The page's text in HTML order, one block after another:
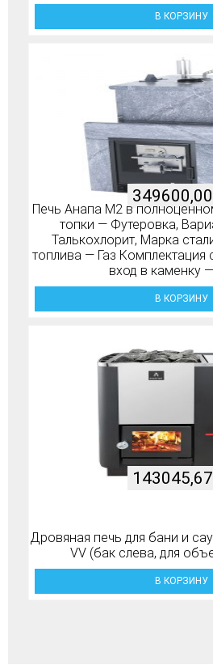
В КОРЗИНУ
Печь Анапа М2 в
топки — Футеровка,
Талькохлорит, Марка
топлива — Газ
вход в каменку
349600,00
В КОРЗИНУ
Дровяная печь для бани и
VV (бак слева, для
143045,67
В КОРЗИНУ